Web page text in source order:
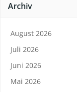
Archiv
August 2026
Juli 2026
Juni 2026
Mai 2026